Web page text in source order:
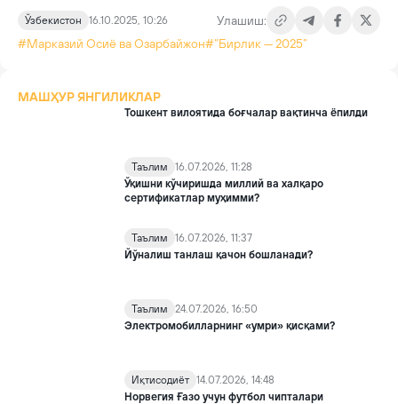
Ўзбекистон 16.10.2025, 10:26
Улашиш:
#Марказий Осиё ва Озарбайжон#“Бирлик — 2025”
МАШҲУР ЯНГИЛИКЛАР
Тошкент вилоятида боғчалар вақтинча ёпилди
Таълим
16.07.2026, 11:28
Ўқишни кўчиришда миллий ва халқаро
сертификатлар муҳимми?
Таълим
16.07.2026, 11:37
Йўналиш танлаш қачон бошланади?
Таълим
24.07.2026, 16:50
Электромобилларнинг «умри» қисқами?
Иқтисодиёт 14.07.2026, 14:48
Норвегия Ғазо учун футбол чипталари